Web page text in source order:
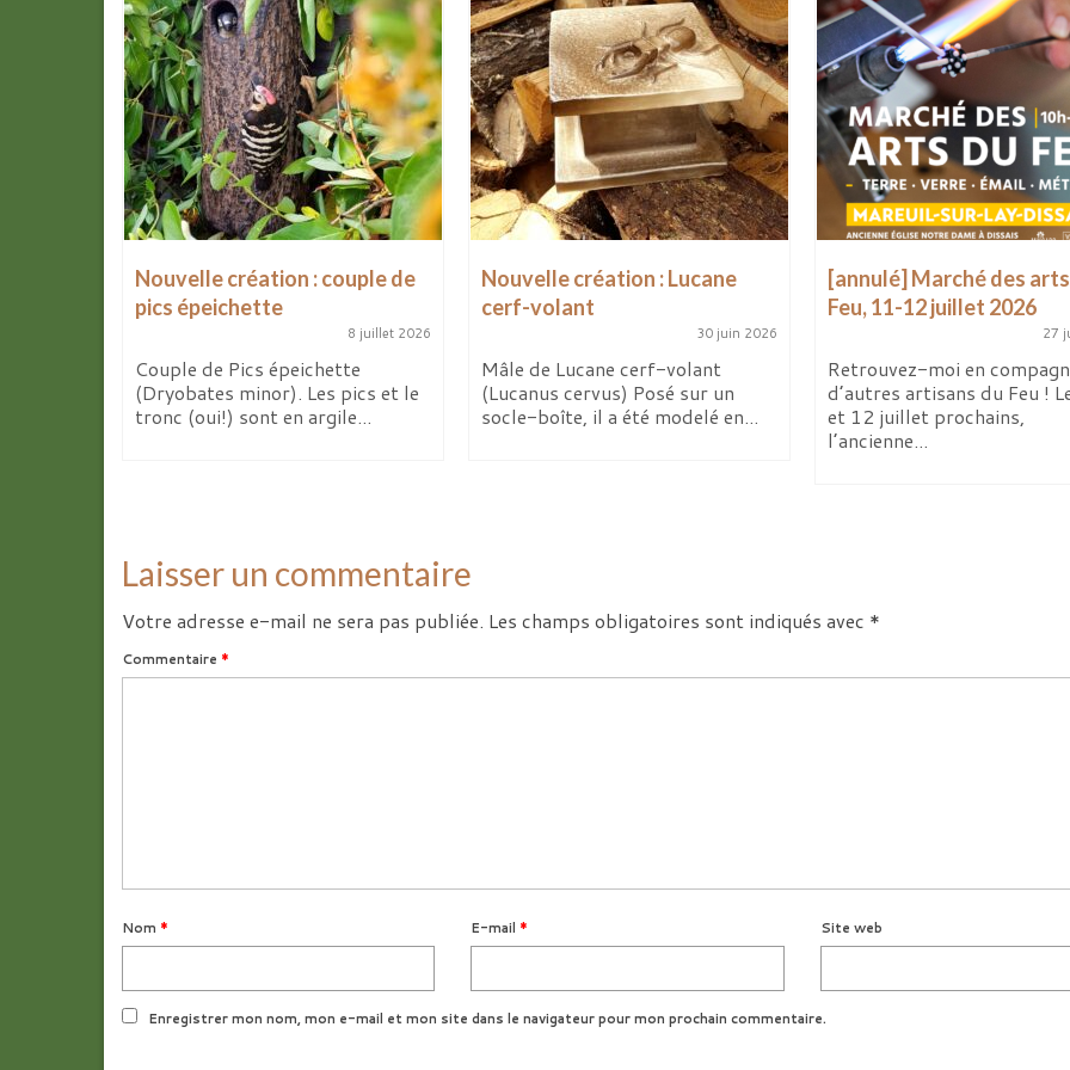
Nouvelle création : couple de
pics épeichette
8 juillet 2026
Couple de Pics épeichette
(Dryobates minor). Les pics et le
tronc (oui!) sont en argile...
Nouvelle création : Lucane
cerf-volant
30 juin 2026
Mâle de Lucane cerf-volant
(Lucanus cervus) Posé sur un
socle-boîte, il a été modelé en...
[annulé] Marché des
Feu, 11-12 juillet 2026
27
Retrouvez-moi en
d’autres artisans du Feu !
et 12 juillet prochains,
l’ancienne...
Laisser un commentaire
Votre adresse e-mail ne sera pas publiée. Les champs obligatoires sont indiqués avec *
Commentaire *
Nom * E-mail * Site web
Enregistrer mon nom, mon e-mail et mon site dans le navigateur pour mon prochain commentaire.